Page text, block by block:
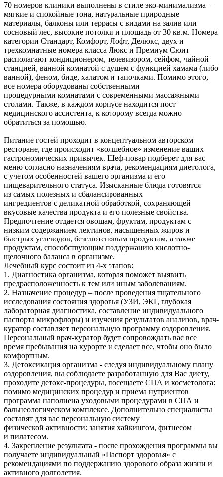
70 номеров клиники выполнены в стиле эко-минимализма –
мягкие и спокойные тона, натуральные природные
материалы, балконы или террасы с видами на залив или
сосновый лес, высокие потолки и площадь от 30 кв.м. Номера
категории Стандарт, Комфорт, Лофт, Делюкс, двух и
трехкомнатные номера класса Люкс и Премиум Сюит
располагают кондиционером, телевизором, сейфом, чайной
станцией, ванной комнатой с душем с функцией хамама (либо
ванной), феном, биде, халатом и тапочками. Помимо этого,
все номера оборудованы собственными
процедурными комнатами с современными массажными
столами. Также, в каждом корпусе находится пост
медицинского ассистента, к которому всегда можно
обратиться за помощью.
Питание гостей проходит в концептуальном авторском
ресторане, где происходит «волшебное» изменение ваших
гастрономических привычек. Шеф-повар подберет для вас
меню согласно назначениям врача, рекомендациям диетолога,
с учетом особенностей вашего организма и его
пищеварительного статуса. Изысканные блюда готовятся
из самых полезных и сбалансированных
ингредиентов с деликатной обработкой, сохраняющей
вкусовые качества продукта и его полезные свойства.
Предпочтение отдается овощам, фруктам, продуктам с
низким содержанием лектинов, насыщенных жиров и
быстрых углеводов, безглютеновым продуктам, а также
продуктам, способствующим поддержанию кислотно-
щелочного баланса в организме.
Лечебный курс состоит из 4-х этапов:
1. Диагностика организма, которая поможет выявить
предрасположенность к тем или иным заболеваниям.
2. Назначение процедур – после проведения тщательного
исследования состояния здоровья (УЗИ, ЭКГ, глубокая
лабораторная диагностика, составление индивидуального
паспорта микрофлоры) и изучения результатов анализов, врач-
куратор составляет персональную программу оздоровления.
Персональный врач-куратор будет сопровождать вас все
время пребывания на курорте и сделает все, чтобы оно было
комфортным.
3. Детоксикация организма - следуя индивидуальному плану
оздоровления, вы соблюдаете разработанную для Вас диету,
проходите детокс-процедуры, посещаете СПА и косметолога:
помимо медицинских процедур и приема нутриентов
программа наполнена уходовыми процедурами в СПА и
бальнеологическом комплексе. Дополнительно специалисты
составят для вас персональную систему
физической активности: занятия хайкингом, фитнесом
и пилатесом.
4. Закрепление результата - после прохождения программы вы
получаете индивидуальный «Паспорт здоровья» с
рекомендациями по поддержанию здорового образа жизни и
активного долголетия.